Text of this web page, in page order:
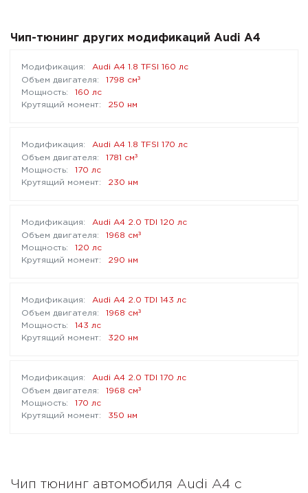
Чип-тюнинг других модификаций Audi A4
Audi A4 1.8 TFSI 160 лс
1798 см³
160 лс
250 нм
Audi A4 1.8 TFSI 170 лс
1781 см³
170 лс
230 нм
Audi A4 2.0 TDI 120 лс
1968 см³
120 лс
290 нм
Audi A4 2.0 TDI 143 лс
1968 см³
143 лс
320 нм
Audi A4 2.0 TDI 170 лс
1968 см³
170 лс
350 нм
Чип тюнинг автомобиля Audi A4 с